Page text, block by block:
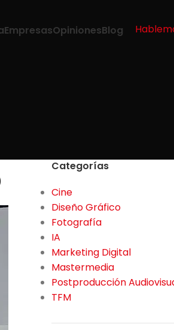
EmpresasOpinionesBlog
Categorías
Cine
Diseño Gráfico
Fotografía
IA
Marketing Digital
Mastermedia
Postproducción
TFM